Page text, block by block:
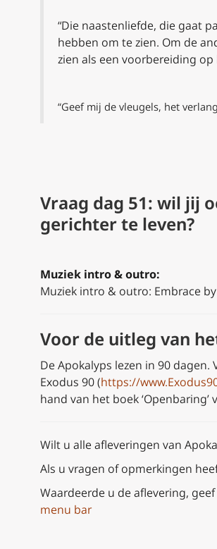
“Die naastenliefde, die gaat
hebben om te zien. Om de
zien als een voorbereiding op
“Geef mij de vleugels, het
Vraag dag 51: wil jij
gerichter te leven?
Muziek intro & outro:
Muziek intro & outro: Embrace
Voor de uitleg van
De Apokalyps lezen in 90 dagen.
Exodus 90 (https://
hand van het boek
Wilt u alle afleveringen van
Als u vragen of opmerkingen
Waardeerde u de aflevering,
menu bar